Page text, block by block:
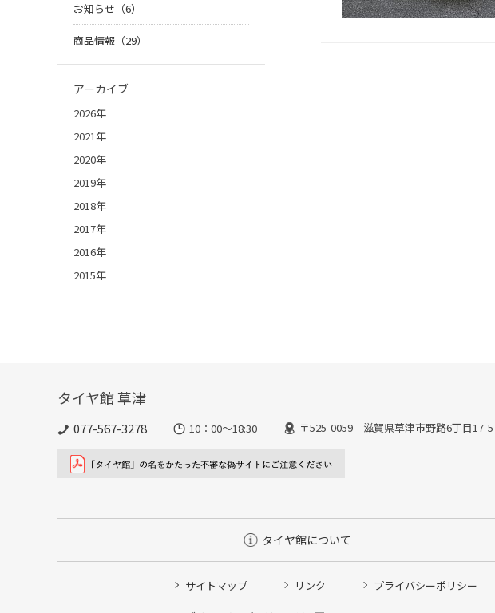
お知らせ（6）
商品情報（29）
アーカイブ
2026年
2021年
2020年
2019年
2018年
2017年
2016年
2015年
タイヤ館 草津
077-567-3278 10：00～18:30 〒525-0059 滋賀県草津市野路6丁目17-5
タイヤ館について
サイトマップ リンク プライバシーポリシー